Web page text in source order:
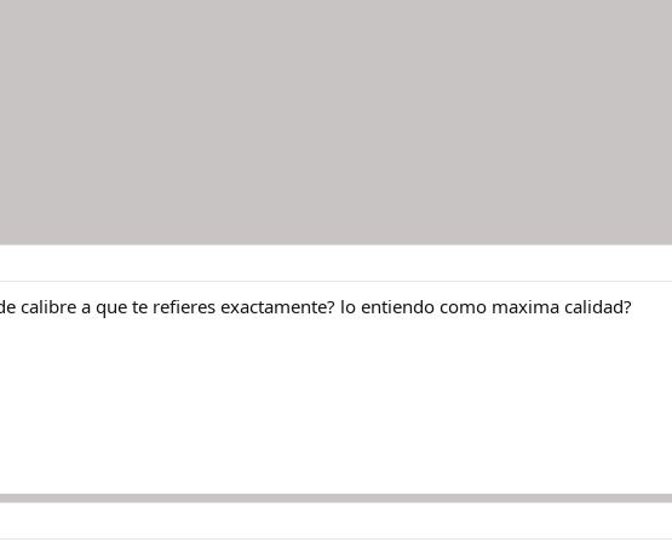
calibre a que te refieres exactamente? lo entiendo como maxima calidad?